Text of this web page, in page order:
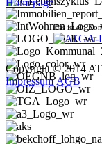
Das ist ein
Copyright © 2014
Impressum AGB